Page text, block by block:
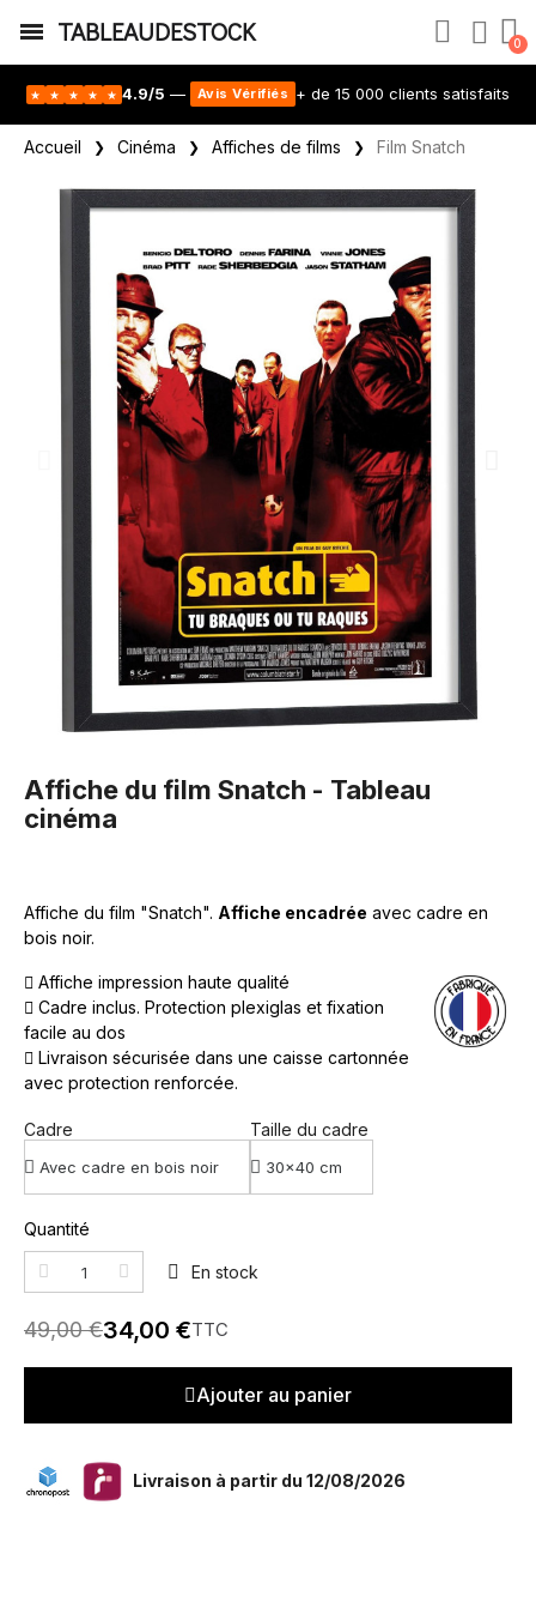
TABLEAUDESTOCK
★ ★ ★ ★ ★ 4.9/5 — Avis Vérifiés + de 15 000 clients satisfaits
Accueil Cinéma Affiches de films Film Snatch
Affiche du film Snatch - Tableau
cinéma
Affiche du film "Snatch". Affiche encadrée avec cadre en
bois noir.
Affiche impression haute qualité
Cadre inclus. Protection plexiglas et fixation
facile au dos
Livraison sécurisée dans une caisse cartonnée
avec protection renforcée.
Cadre Taille du cadre
Quantité
En stock
49,00 €34,00 €TTC
Ajouter au panier
Livraison à partir du 12/08/2026